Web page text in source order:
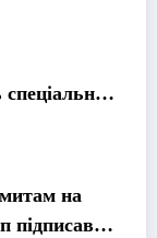
на
підписав